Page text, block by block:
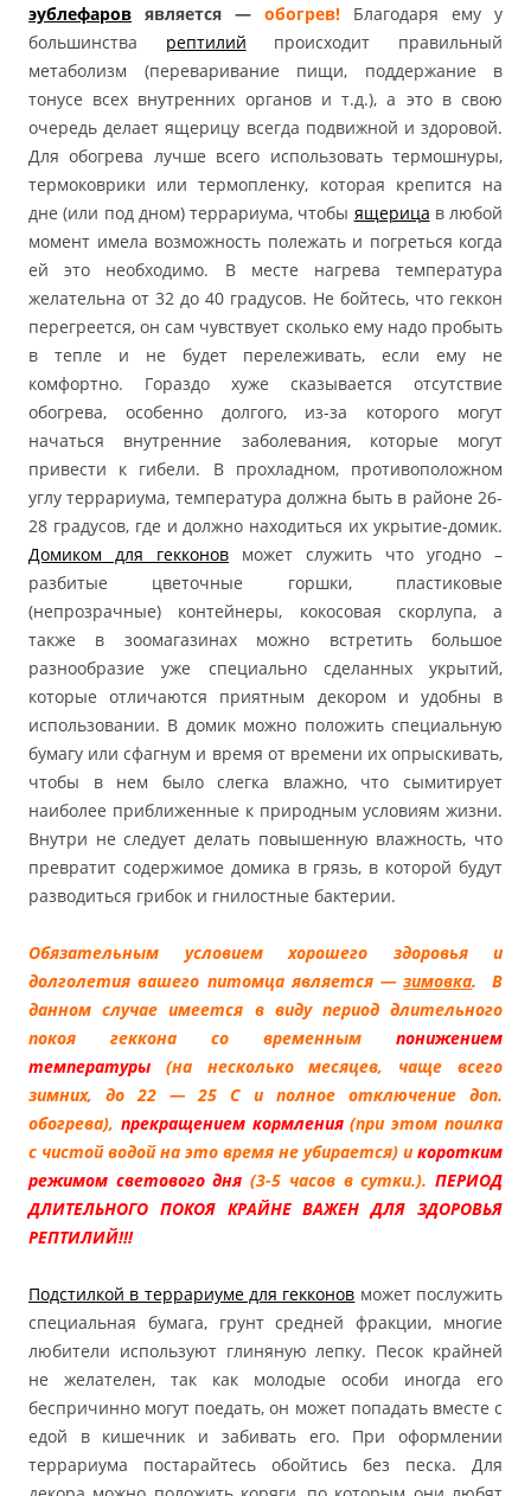
эублефаров является — обогрев! Благодаря ему у
большинства рептилий
происходит правильный
метаболизм (переваривание пищи, поддержание в
тонусе всех внутренних органов и т.д.), а это в свою
очередь делает ящерицу всегда подвижной и здоровой.
Для обогрева лучше всего использовать термошнуры,
термоковрики или термопленку, которая крепится на
дне (или под дном) террариума, чтобы ящерица в любой
момент имела возможность полежать и погреться когда
ей это необходимо. В месте нагрева температура
желательна от 32 до 40 градусов. Не бойтесь, что геккон
перегреется, он сам чувствует сколько ему надо пробыть
в тепле и не будет перележивать, если ему не
комфортно. Гораздо хуже сказывается отсутствие
обогрева, особенно долгого, из-за которого могут
начаться внутренние заболевания, которые могут
привести к гибели. В прохладном, противоположном
углу террариума, температура должна быть в районе 26-
28 градусов, где и должно находиться их укрытие-домик.
Домиком для гекконов может служить что угодно –
разбитые цветочные горшки, пластиковые
(непрозрачные) контейнеры, кокосовая скорлупа, а
также в зоомагазинах можно встретить большое
разнообразие уже специально сделанных укрытий,
которые отличаются приятным декором и удобны в
использовании. В домик можно положить специальную
бумагу или сфагнум и время от времени их опрыскивать,
чтобы в нем было слегка влажно, что сымитирует
наиболее приближенные к природным условиям жизни.
Внутри не следует делать повышенную влажность, что
превратит содержимое домика в грязь, в которой будут
разводиться грибок и гнилостные бактерии.
Обязательным условием хорошего здоровья и
долголетия вашего питомца является —зимовка. В
данном случае имеется в виду период длительного
покоя геккона со временным понижением
температуры (на несколько месяцев, чаще всего
зимних, до 22 — 25 С и полное отключение доп.
обогрева), прекращением кормления(при этом поилка
с чистой водой на это время не убирается) икоротким
режимом светового дня (3-5 часов в сутки.).ПЕРИОД
ДЛИТЕЛЬНОГО ПОКОЯ КРАЙНЕ ВАЖЕН ДЛЯ ЗДОРОВЬЯ
РЕПТИЛИЙ!!!
Подстилкой в террариуме для гекконов может послужить
специальная бумага, грунт средней фракции, многие
любители используют глиняную лепку. Песок крайней
не желателен, так как молодые особи иногда его
беспричинно могут поедать, он может попадать вместе с
едой в кишечник и забивать его. При оформлении
террариума постарайтесь обойтись без песка. Для